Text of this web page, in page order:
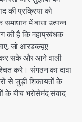
की प्रक्रिया को
में बाधा उत्पन्न
की है कि महाप्रबंधक
जो आरडब्ल्यूए
कर सके और आने वाली
करे। संगठन का दावा
से जुड़ी शिकायतों के
के बीच भरोसेमंद संवाद